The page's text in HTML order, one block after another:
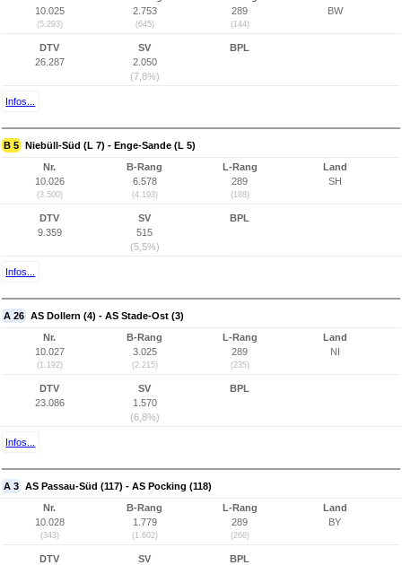
10.025
(5.293)
2.753
(645)
289
(144)
BW
DTV
26.287
SV
2.050
(7,8%)
BPL
Infos...
B 5 Niebüll-Süd (L 7) - Enge-Sande (L 5)
Nr.
10.026
(3.500)
B-Rang
6.578
(4.193)
L-Rang
289
(188)
Land
SH
DTV
9.359
SV
515
(5,5%)
BPL
Infos...
A 26 AS Dollern (4) - AS Stade-Ost (3)
Nr.
10.027
(1.192)
B-Rang
3.025
(2.215)
L-Rang
289
(235)
Land
NI
DTV
23.086
SV
1.570
(6,8%)
BPL
Infos...
A 3 AS Passau-Süd (117) - AS Pocking (118)
Nr.
10.028
(343)
B-Rang
1.779
(1.602)
L-Rang
289
(268)
Land
BY
DTV
SV
BPL